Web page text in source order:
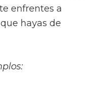
enfrentes a
hayas de